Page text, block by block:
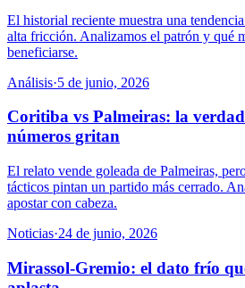
El historial reciente muestra una
alta fricción. Analizamos el patrón y qué
beneficiarse.
Análisis·5 de junio, 2026
Coritiba vs Palmeiras: la
números gritan
El relato vende goleada de Palmeiras,
tácticos pintan un partido más cerrado.
apostar con cabeza.
Noticias·24 de junio, 2026
Mirassol-Gremio: el dato frío